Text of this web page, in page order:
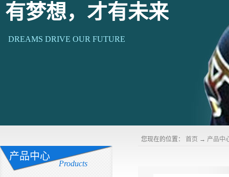
有梦想，才有未来
DREAMS DRIVE OUR FUTURE
产品中心
Products
您现在的位置： 首页 → 产品中